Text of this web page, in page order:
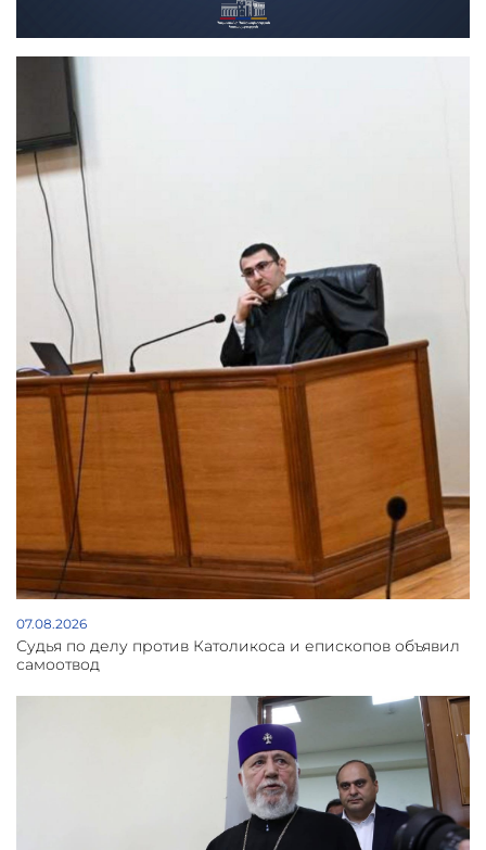
07.08.2026
Судья по делу против Католикоса и епископов объявил
самоотвод